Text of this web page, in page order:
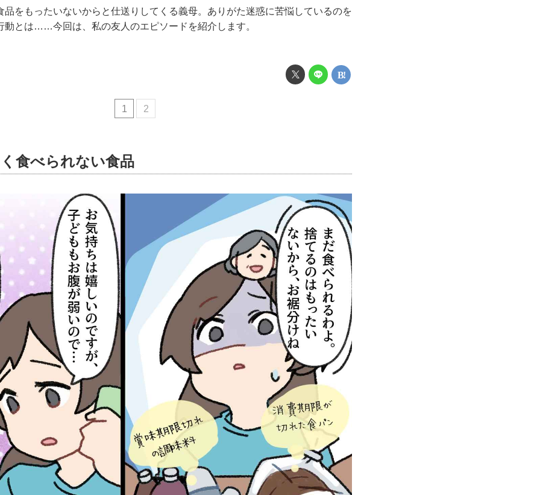
品をもったいないからと仕送りしてくる義母。ありがた迷惑に苦悩しているのを
動とは……今回は、私の友人のエピソードを紹介します。
1 2
食べられない食品